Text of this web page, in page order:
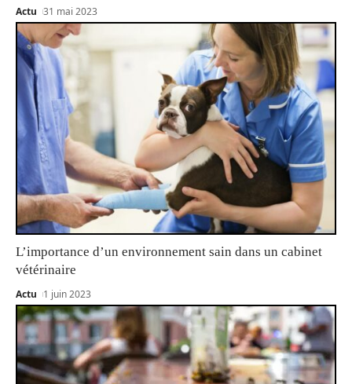
Actu 31 mai 2023
L’importance d’un environnement sain dans un cabinet
vétérinaire
Actu 1 juin 2023